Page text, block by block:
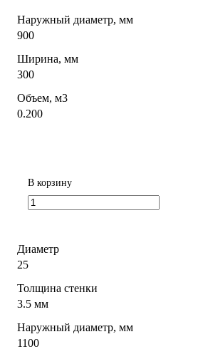
Наружный диаметр, мм
900
Ширина, мм
300
Объем, м3
0.200
В корзину
Диаметр
25
Толщина стенки
3.5 мм
Наружный диаметр, мм
1100